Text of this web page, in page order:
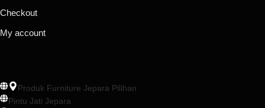
Checkout
My account
Produk Furniture Jepara Pilihan
Pintu Jati Jepara